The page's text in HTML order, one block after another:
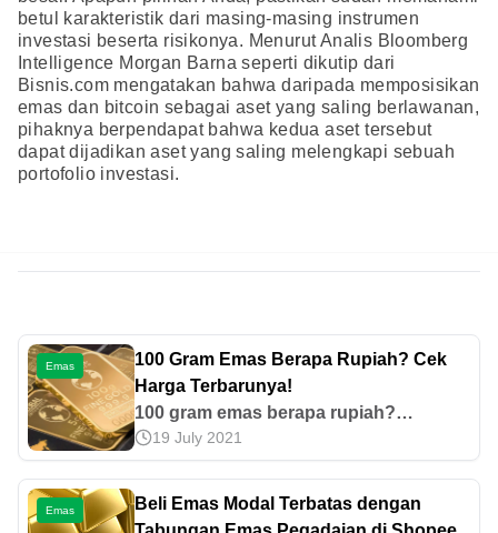
betul karakteristik dari masing-masing instrumen
investasi beserta risikonya. Menurut Analis Bloomberg
Intelligence Morgan Barna seperti dikutip dari
Bisnis.com mengatakan bahwa daripada memposisikan
emas dan bitcoin sebagai aset yang saling berlawanan,
pihaknya berpendapat bahwa kedua aset tersebut
dapat dijadikan aset yang saling melengkapi sebuah
portofolio investasi.
Emas
100 Gram Emas Berapa Rupiah? Cek
Harga Terbarunya!
100 gram emas berapa rupiah?
Kisarannya ada di angka
Rp252.531.000 hingga Rp266.981.000.
Yuk, cari tahu harga dan faktor yang
memengaruhinya di sini!
19 July 2021
Emas
Beli Emas Modal Terbatas dengan